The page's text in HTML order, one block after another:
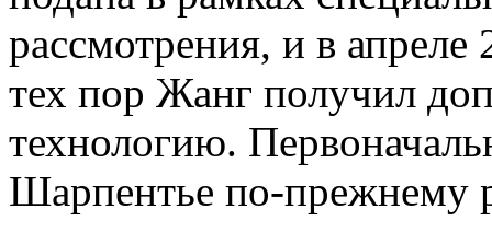
рассмотрения, и в
тех пор Жанг получил
технологию.
Шарпентье по-прежнему